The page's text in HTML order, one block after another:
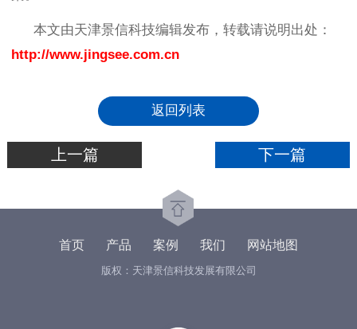
本文由天津景信科技编辑发布，转载请说明出处：
http://www.jingsee.com.cn
返回列表
上一篇 下一篇
首页 产品 案例 我们 网站地图
版权：天津景信科技发展有限公司